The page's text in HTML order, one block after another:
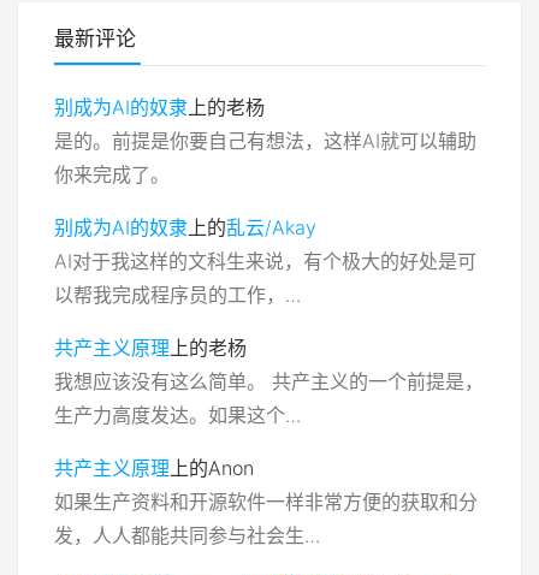
最新评论
别成为AI的奴隶上的老杨
是的。前提是你要自己有想法，这样AI就可以辅助
你来完成了。
别成为AI的奴隶上的乱云/Akay
AI对于我这样的文科生来说，有个极大的好处是可
以帮我完成程序员的工作，…
共产主义原理上的老杨
我想应该没有这么简单。 共产主义的一个前提是，
生产力高度发达。如果这个…
共产主义原理上的Anon
如果生产资料和开源软件一样非常方便的获取和分
发，人人都能共同参与社会生…